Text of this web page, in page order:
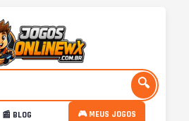
🔍
📰 BLOG 🎮 MEUS JOGOS